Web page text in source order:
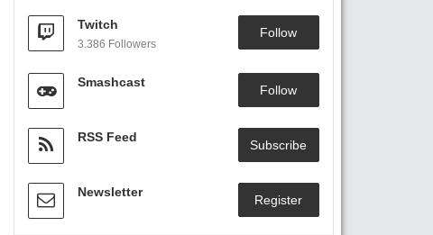
Twitch
3.386 Followers
Follow
Smashcast
Follow
RSS Feed
Subscribe
Newsletter
Register